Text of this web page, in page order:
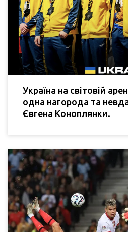
Україна на світовій
одна нагорода та
Євгена Коноплянки.